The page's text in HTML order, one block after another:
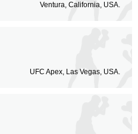
Ventura, California, USA.
UFC Apex, Las Vegas, USA.